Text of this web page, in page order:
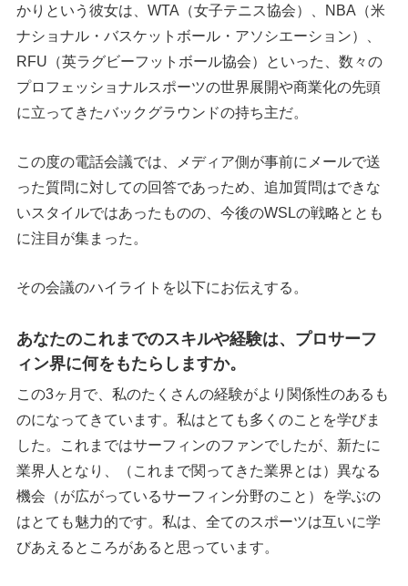
かりという彼女は、WTA（女子テニス協会）、NBA（米
ナショナル・バスケットボール・アソシエーション）、
RFU（英ラグビーフットボール協会）といった、数々の
プロフェッショナルスポーツの世界展開や商業化の先頭
に立ってきたバックグラウンドの持ち主だ。
この度の電話会議では、メディア側が事前にメールで送
った質問に対しての回答であっため、追加質問はできな
いスタイルではあったものの、今後のWSLの戦略ととも
に注目が集まった。
その会議のハイライトを以下にお伝えする。
あなたのこれまでのスキルや経験は、プロサーフ
ィン界に何をもたらしますか。
この3ヶ月で、私のたくさんの経験がより関係性のあるも
のになってきています。私はとても多くのことを学びま
した。これまではサーフィンのファンでしたが、新たに
業界人となり、（これまで関ってきた業界とは）異なる
機会（が広がっているサーフィン分野のこと）を学ぶの
はとても魅力的です。私は、全てのスポーツは互いに学
びあえるところがあると思っています。
FOLLOW US ON